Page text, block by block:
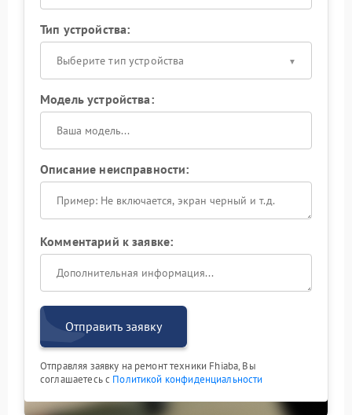
Тип устройства:
Выберите тип устройства
Модель устройства:
Описание неисправности:
Комментарий к заявке:
Отправить заявку
Отправляя заявку на ремонт техники Fhiaba, Вы
соглашаетесь с Политикой конфиденциальности